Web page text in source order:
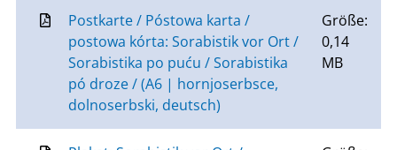
Postkarte / Póstowa karta /
postowa kórta: Sorabistik vor Ort /
Sorabistika po puću / Sorabistika
pó droze / (A6 | hornjoserbsce,
dolnoserbski, deutsch)
Größe:
0,14
MB